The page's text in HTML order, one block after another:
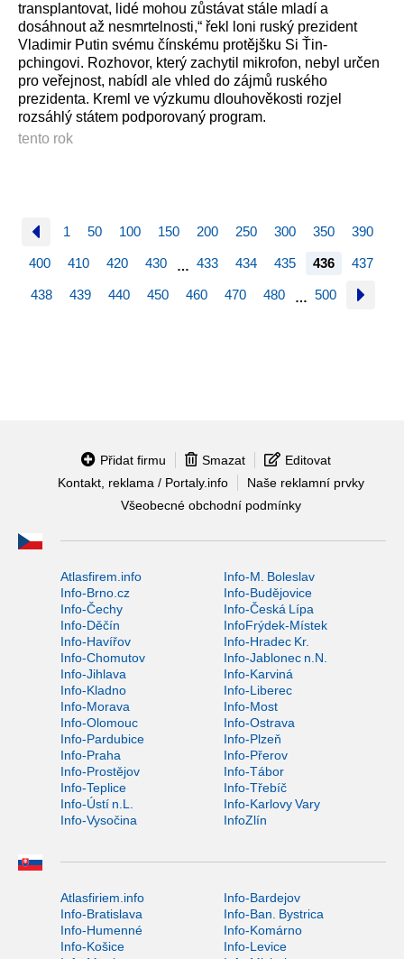
transplantovat, lidé mohou zůstávat stále mladí a
dosáhnout až nesmrtelnosti,“ řekl loni ruský prezident
Vladimir Putin svému čínskému protějšku Si Ťin-
pchingovi. Rozhovor, který zachytil mikrofon, nebyl určen
pro veřejnost, nabídl ale vhled do zájmů ruského
prezidenta. Kreml ve výzkumu dlouhověkosti rozjel
rozsáhlý státem podporovaný program.
tento rok
1 50 100 150 200 250 300 350 390
400 410 420 430 … 433 434 435 436 437
438 439 440 450 460 470 480 … 500
Přidat firmu Smazat
Editovat
Kontakt, reklama / Portaly.info
Naše reklamní prvky
Všeobecné obchodní podmínky
Atlasfirem.info
Info-M. Boleslav
Info-Brno.cz
Info-Budějovice
Info-Čechy
Info-Česká Lípa
Info-Děčín
InfoFrýdek-Místek
Info-Havířov
Info-Hradec Kr.
Info-Chomutov
Info-Jablonec n.N.
Info-Jihlava
Info-Karviná
Info-Kladno
Info-Liberec
Info-Morava
Info-Most
Info-Olomouc
Info-Ostrava
Info-Pardubice
Info-Plzeň
Info-Praha
Info-Přerov
Info-Prostějov
Info-Tábor
Info-Teplice
Info-Třebíč
Info-Ústí n.L.
Info-Karlovy Vary
Info-Vysočina
InfoZlín
Atlasfiriem.info
Info-Bardejov
Info-Bratislava
Info-Ban. Bystrica
Info-Humenné
Info-Komárno
Info-Košice
Info-Levice